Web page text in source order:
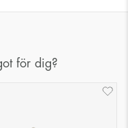
för dig?